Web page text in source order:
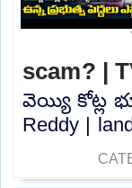
scam? |
వెయ్యి కోట్ల
Reddy |